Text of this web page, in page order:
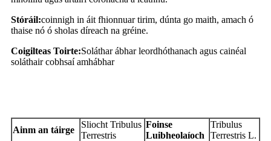
Stóráil:coinnigh in áit fhionnuar tirim, dúnta go maith, amach ó
thaise nó ó sholas díreach na gréine.
Coigilteas Toirte:Soláthar ábhar leordhóthanach agus cainéal
soláthair cobhsaí amhábhar
Ainm an táirge
Sliocht Tribulus
Terrestris
Foinse
Luibheolaíoch
Tribulus
Terrestris L.